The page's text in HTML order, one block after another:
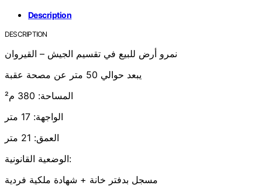
Description
DESCRIPTION
نمرو أرض للبيع في تقسيم الجيش – القيروان
يبعد حوالي 50 متر عن مصحة عقبة
المساحة: 380 م²
الواجهة: 17 متر
العمق: 21 متر
الوضعية القانونية:
مسجل بدفتر خانة + شهادة ملكية فردية